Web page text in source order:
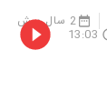
2 سال پیش
13:03